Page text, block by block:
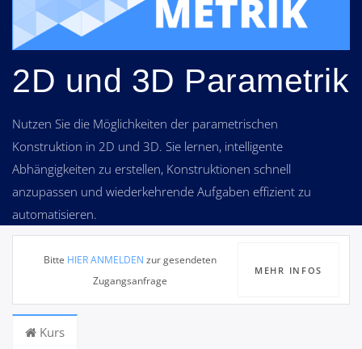
2D und 3D Parametrik
Nutzen Sie die Möglichkeiten der parametrischen
Konstruktion in 2D und 3D. Sie lernen, intelligente
Abhängigkeiten zu erstellen, Konstruktionen schnell
anzupassen und wiederkehrende Aufgaben effizient zu
automatisieren.
Bitte HIER ANMELDEN zur gesendeten
Zugangsanfrage
MEHR INFOS
Kurs